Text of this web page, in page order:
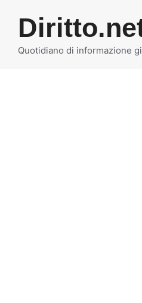
contenuto
Quotidiano di informazione